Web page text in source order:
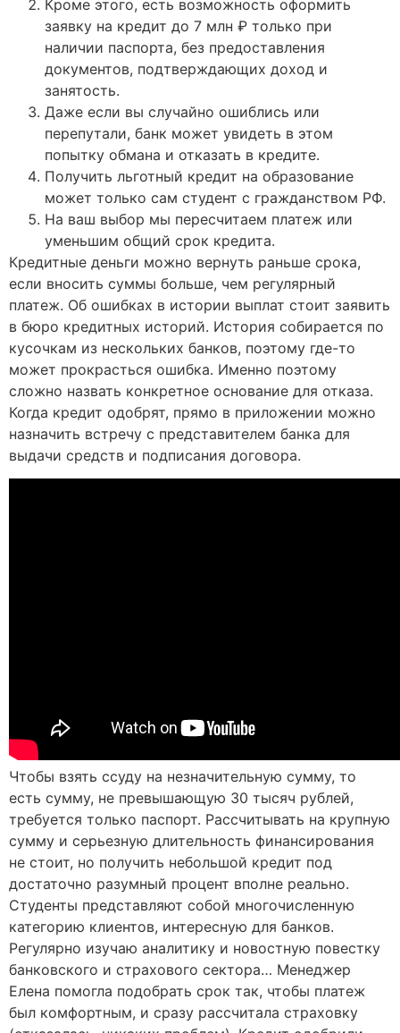
Кроме этого, есть возможность оформить
заявку на кредит до 7 млн ₽ только при
наличии паспорта, без предоставления
документов, подтверждающих доход и
занятость.
Даже если вы случайно ошиблись или
перепутали, банк может увидеть в этом
попытку обмана и отказать в кредите.
Получить льготный кредит на образование
может только сам студент с гражданством РФ.
На ваш выбор мы пересчитаем платеж или
уменьшим общий срок кредита.
Кредитные деньги можно вернуть раньше срока,
если вносить суммы больше, чем регулярный
платеж. Об ошибках в истории выплат стоит заявить
в бюро кредитных историй. История собирается по
кусочкам из нескольких банков, поэтому где-то
может прокрасться ошибка. Именно поэтому
сложно назвать конкретное основание для отказа.
Когда кредит одобрят, прямо в приложении можно
назначить встречу с представителем банка для
выдачи средств и подписания договора.
Чтобы взять ссуду на незначительную сумму, то
есть сумму, не превышающую 30 тысяч рублей,
требуется только паспорт. Рассчитывать на крупную
сумму и серьезную длительность финансирования
не стоит, но получить небольшой кредит под
достаточно разумный процент вполне реально.
Студенты представляют собой многочисленную
категорию клиентов, интересную для банков.
Регулярно изучаю аналитику и новостную повестку
банковского и страхового сектора… Менеджер
Елена помогла подобрать срок так, чтобы платеж
был комфортным, и сразу рассчитала страховку